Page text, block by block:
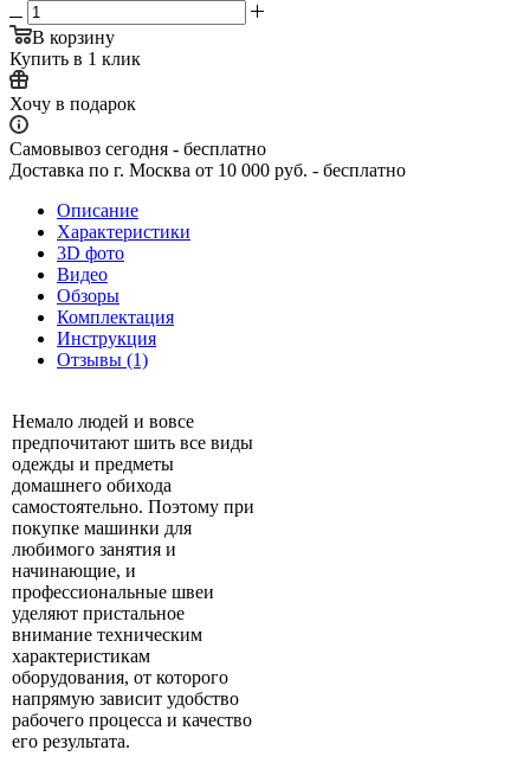
В корзину
Купить в 1 клик
Хочу в подарок
Самовывоз сегодня - бесплатно
Доставка по г. Москва от 10 000 руб. - бесплатно
Описание
Характеристики
3D фото
Видео
Обзоры
Комплектация
Инструкция
Отзывы (1)
Немало людей и вовсе
предпочитают шить все виды
одежды и предметы
домашнего обихода
самостоятельно. Поэтому при
покупке машинки для
любимого занятия и
начинающие, и
профессиональные швеи
уделяют пристальное
внимание техническим
характеристикам
оборудования, от которого
напрямую зависит удобство
рабочего процесса и качество
его результата.